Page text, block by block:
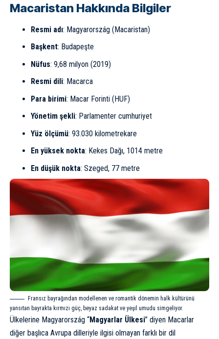
Macaristan Hakkında Bilgiler
Resmi adı: Magyarország (Macaristan)
Başkent: Budapeşte
Nüfus: 9,68 milyon (2019)
Resmi dili: Macarca
Para birimi: Macar Forinti (HUF)
Yönetim şekli: Parlamenter cumhuriyet
Yüz ölçümü: 93.030 kilometrekare
En yüksek nokta: Kekes Dağı, 1014 metre
En düşük nokta: Szeged, 77 metre
Fransız bayrağından modellenen ve romantik dönemin halk kültürünü
yansıtan bayrakta kırmızı güç, beyaz sadakat ve yeşil umudu simgeliyor.
Ülkelerine Magyarország “Magyarlar Ülkesi” diyen Macarlar
diğer başlıca Avrupa dilleriyle ilgisi olmayan farklı bir dil